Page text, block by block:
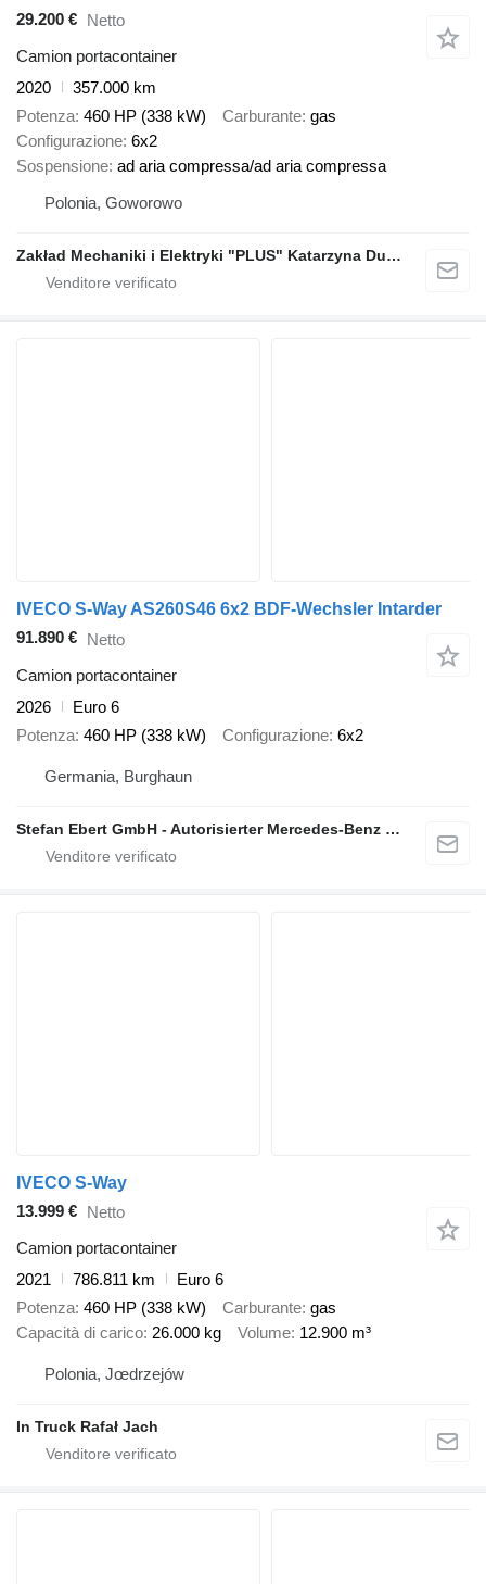
29.200 € Netto
Camion portacontainer
2020
357.000 km
Potenza 460 HP (338 kW) Carburante gas
Configurazione 6x2
Sospensione ad aria compressa/ad aria compressa
Polonia, Goworowo
Zakład Mechaniki i Elektryki "PLUS" Katarzyna Dudziec
IVECO S-Way AS260S46 6x2 BDF-Wechsler Intarder
91.890 € Netto
Camion portacontainer
2026
Euro 6
Potenza 460 HP (338 kW) Configurazione 6x2
Germania, Burghaun
Stefan Ebert GmbH - Autorisierter Mercedes-Benz Servicepartner
IVECO S-Way
13.999 € Netto
Camion portacontainer
2021
786.811 km
Euro 6
Potenza 460 HP (338 kW) Carburante gas
Capacità di carico 26.000 kg Volume 12.900 m³
Polonia, Jœdrzejów
In Truck Rafał Jach